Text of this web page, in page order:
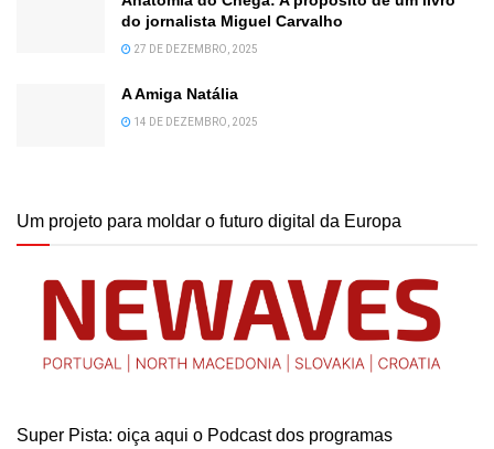
do jornalista Miguel Carvalho
27 DE DEZEMBRO, 2025
A Amiga Natália
14 DE DEZEMBRO, 2025
Um projeto para moldar o futuro digital da Europa
Super Pista: oiça aqui o Podcast dos programas